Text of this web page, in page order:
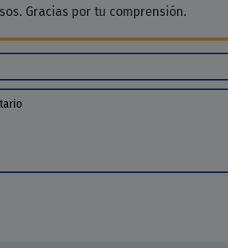
Gracias por tu comprensión.